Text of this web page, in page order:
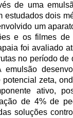
de uma
estudados dois
um
e os filmes de
foi avaliado
no período
emulsão
zeta,
ativo,
de 4% de
soluções